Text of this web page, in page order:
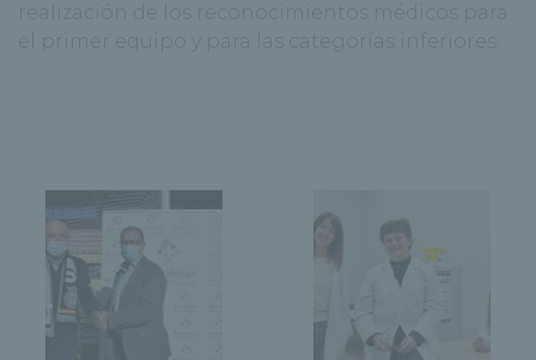
realización de los reconocimientos médicos para
el primer equipo y para las categorías inferiores.